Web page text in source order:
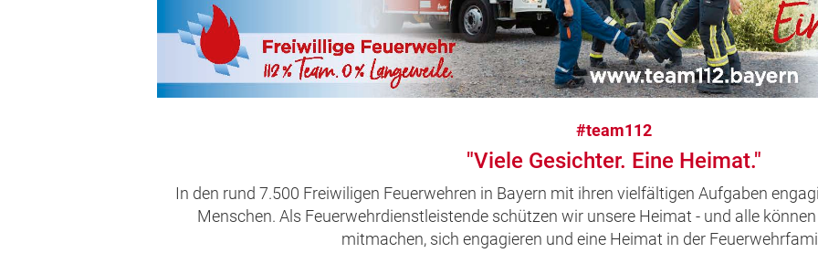
#team112
"Viele Gesichter. Eine Heimat."
In den rund 7.500 Freiwiligen Feuerwehren in Bayern mit ihren vielfältigen Aufgaben
Menschen. Als Feuerwehrdienstleistende schützen wir unsere Heimat - und alle
mitmachen, sich engagieren und eine Heimat in der